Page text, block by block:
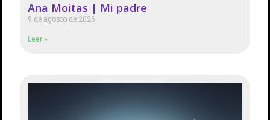
Ana Moitas | Mi padre
9 de agosto de 2026
Leer »